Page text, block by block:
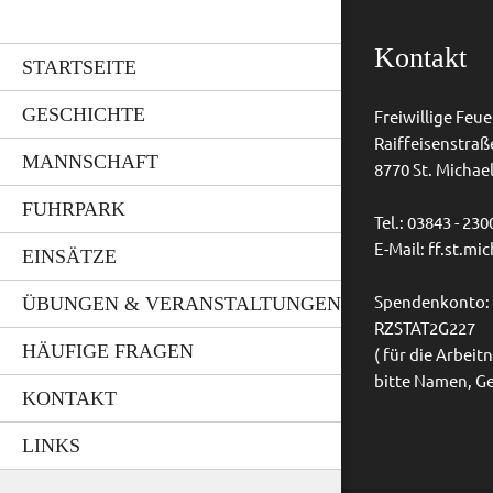
STARTSEITE
GESCHICHTE
MANNSCHAFT
FUHRPARK
EINSÄTZE
ÜBUNGEN & VERANSTALTUNGEN
HÄUFIGE FRAGEN
KONTAKT
LINKS
Kontakt
Freiwillige
8770 St.
Tel.: 03843 -
E-Mail:
Spendenkonto:
RZSTAT2G227
( für die
bitte Namen,